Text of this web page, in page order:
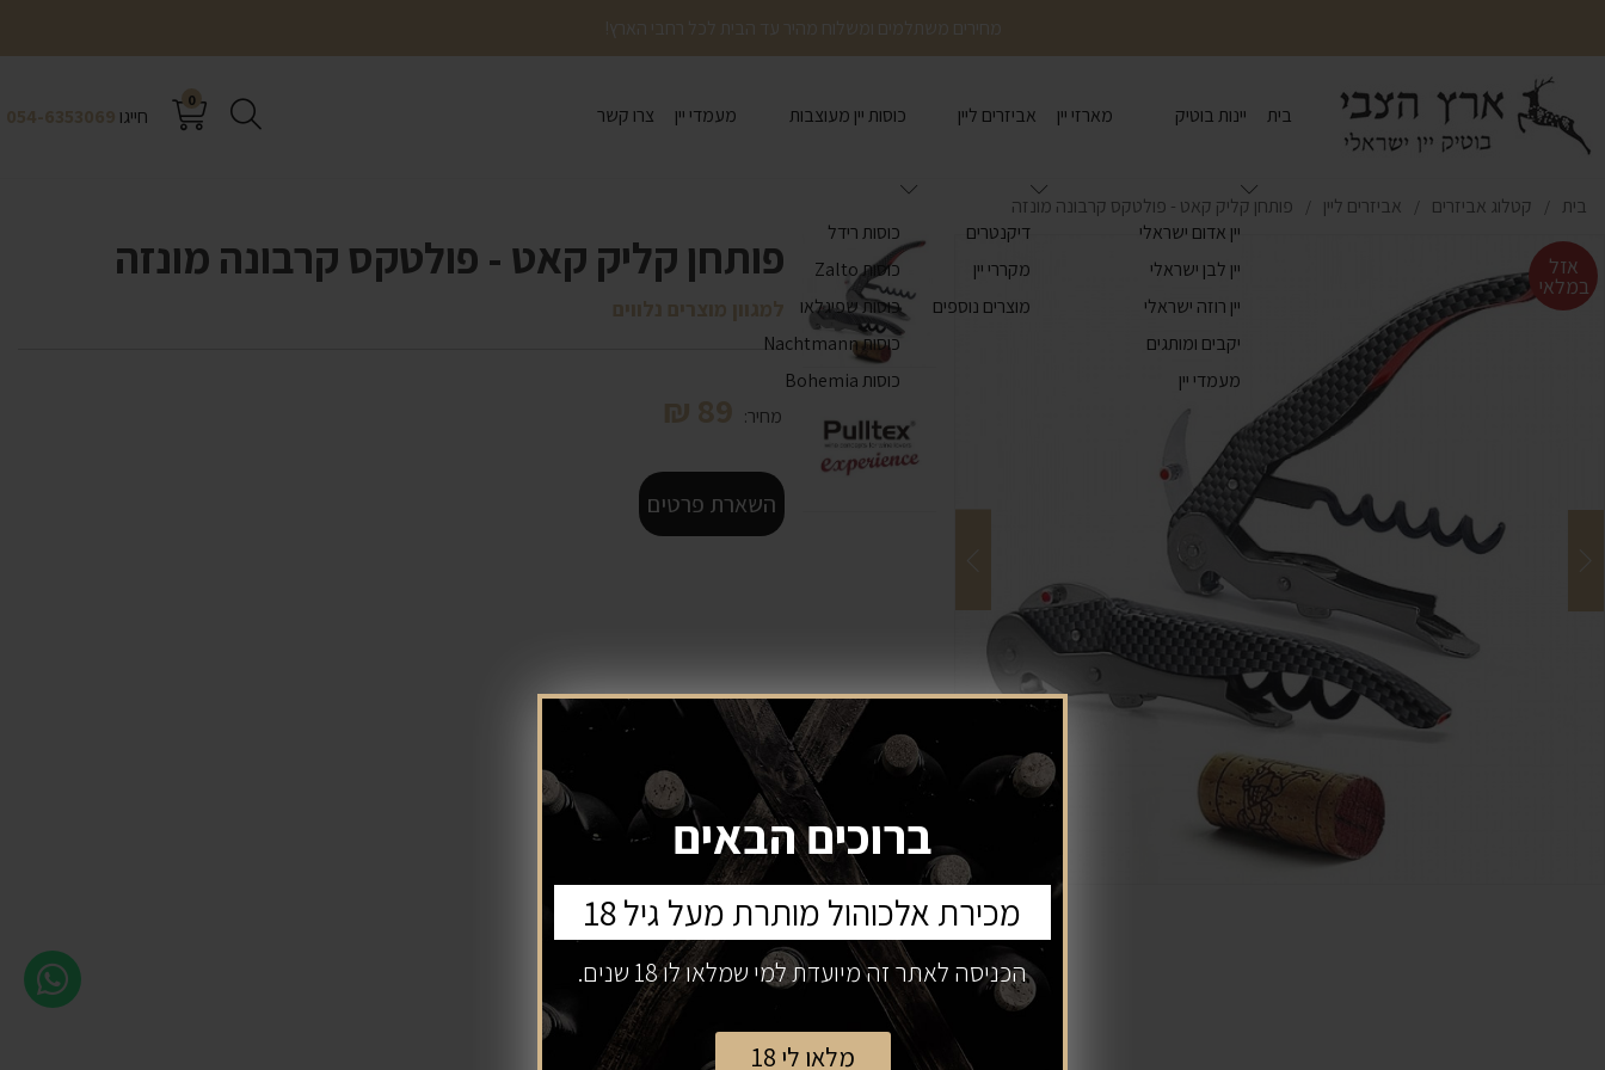
ברוכים הבאים
מכירת אלכוהול מותרת מעל גיל 18
הכניסה לאתר זה מיועדת למי שמלאו לו 18 שנים.
מלאו לי 18
מחירים משתלמים ומשלוח מהיר עד הבית לכל רחבי הארץ!
בית יינות בוטיק
יין אדום ישראלי
יין לבן ישראלי
יין רוזה ישראלי
יקבים ומותגים
מעמדי יין
מארזי יין אביזרים ליין
דיקנטרים
מקררי יין
מוצרים נוספים
כוסות יין מעוצבות
כוסות רידל
כוסות Zalto
כוסות שפיגלאו
כוסות Nachtmann
כוסות Bohemia
מעמדי יין צרו קשר חייגו 054-6353069
0
בית / קטלוג אביזרים / אביזרים ליין / פותחן קליק קאט - פולטקס קרבונה מונזה
אזל
במלאי
פותחן קליק קאט - פולטקס קרבונה מונזה
למגוון מוצרים נלווים
מחיר: 89
₪
השארת פרטים
מוצרים נלווים